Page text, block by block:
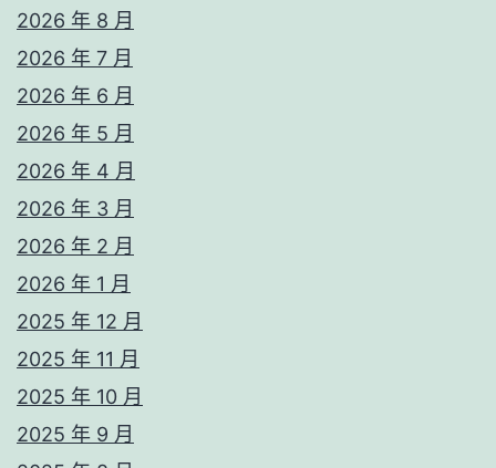
2026 年 8 月
2026 年 7 月
2026 年 6 月
2026 年 5 月
2026 年 4 月
2026 年 3 月
2026 年 2 月
2026 年 1 月
2025 年 12 月
2025 年 11 月
2025 年 10 月
2025 年 9 月